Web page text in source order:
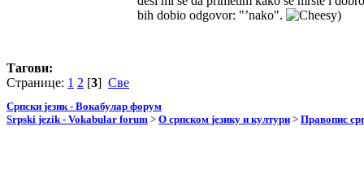
bih dobio odgovor: "’nako".
)
Тагови:
Странице: 1 2 [3] Све
Српски језик - Вокабулар форум
Srpski jezik - Vokabular forum > О српском језику и култури > Правопис